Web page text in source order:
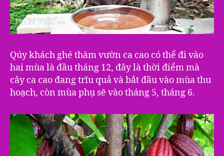
Qúy khách ghé thăm vườn ca cao có thể đi vào
hai mùa là đầu tháng 12, đây là thời điểm mà
cây ca cao đang trĩu quả và bắt đầu vào mùa thu
hoạch, còn mùa phụ sẽ vào tháng 5, tháng 6.